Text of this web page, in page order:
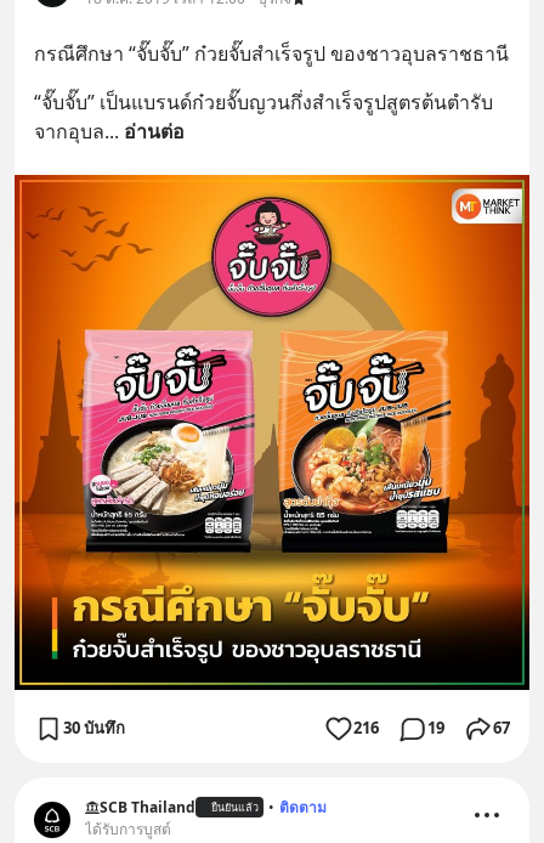
กรณีศึกษา “จั๊บจั๊บ” ก๋วยจั๊บสำเร็จรูป ของชาวอุบลราชธานี
“จั๊บจั๊บ” เป็นแบรนด์ก๋วยจั๊บญวนกึ่งสำเร็จรูปสูตรต้นตำรับ
จากอุบล... อ่านต่อ
30 บันทึก 216 19 67
SCB Thailand ยืนยันแล้ว • ติดตาม
ได้รับการบูสต์